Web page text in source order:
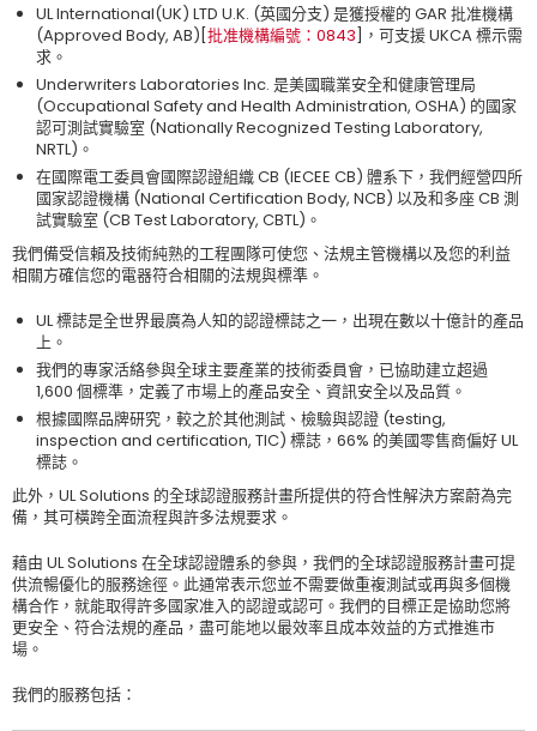
UL International(UK) LTD U.K. (英國分支) 是獲授權的 GAR 批准機構
(Approved Body, AB)[批准機構編號：0843]，可支援 UKCA 標示需
求。
Underwriters Laboratories Inc. 是美國職業安全和健康管理局
(Occupational Safety and Health Administration, OSHA) 的國家
認可測試實驗室 (Nationally Recognized Testing Laboratory,
NRTL)。
在國際電工委員會國際認證組織 CB (IECEE CB) 體系下，我們經營四所
國家認證機構 (National Certification Body, NCB) 以及和多座 CB 測
試實驗室 (CB Test Laboratory, CBTL)。
我們備受信賴及技術純熟的工程團隊可使您、法規主管機構以及您的利益
相關方確信您的電器符合相關的法規與標準。
UL 標誌是全世界最廣為人知的認證標誌之一，出現在數以十億計的產品
上。
我們的專家活絡參與全球主要產業的技術委員會，已協助建立超過
1,600 個標準，定義了市場上的產品安全、資訊安全以及品質。
根據國際品牌研究，較之於其他測試、檢驗與認證 (testing,
inspection and certification, TIC) 標誌，66% 的美國零售商偏好 UL
標誌。
此外，UL Solutions 的全球認證服務計畫所提供的符合性解決方案蔚為完
備，其可橫跨全面流程與許多法規要求。
藉由 UL Solutions 在全球認證體系的參與，我們的全球認證服務計畫可提
供流暢優化的服務途徑。此通常表示您並不需要做重複測試或再與多個機
構合作，就能取得許多國家准入的認證或認可。我們的目標正是協助您將
更安全、符合法規的產品，盡可能地以最效率且成本效益的方式推進市
場。
我們的服務包括：